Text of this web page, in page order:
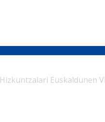
Hizkuntzalari Euskaldunen